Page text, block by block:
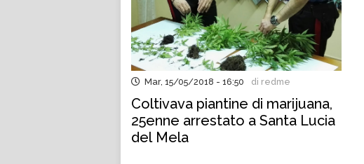
Mar, 15/05/2018 - 16:50 di redme
Coltivava piantine di marijuana,
25enne arrestato a Santa Lucia
del Mela